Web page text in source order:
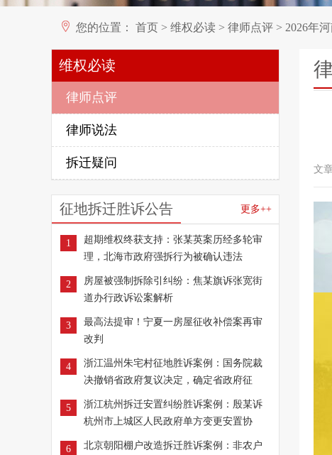
您的位置： 首页 > 维权必读 > 律师点评 > 2026年
维权必读
律师点评
律师说法
拆迁疑问
征地拆迁胜诉公告 更多++
1
超期维权终获支持：张某英案历经多轮审
理，北海市政府强拆行为被确认违法
2
房屋被强制拆除引纠纷：焦某旗诉张宽街
道办行政诉讼案解析
3
最高法提审！宁夏一房屋征收补偿案再审
改判
4
浙江温州朱宅村征地胜诉案例：国务院裁
决撤销省政府复议决定，确定省政府征
5
浙江杭州拆迁安置纠纷胜诉案例：殷某诉
杭州市上城区人民政府单方变更安置协
6
北京朝阳棚户改造拆迁胜诉案例：非农户
文